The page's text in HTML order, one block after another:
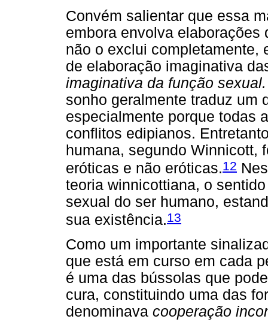
Convém salientar que essa
embora envolva elaborações
não o exclui completamente,
de elaboração imaginativa
imaginativa da função sexual.
sonho geralmente traduz um
especialmente porque todas
conflitos edipianos.
humana, segundo Winnicott,
eróticas e não eróticas.12
teoria winnicottiana, o
sexual do ser humano,
sua existência.13
Como um importante
que está em curso em cada
é uma das bússolas que
cura, constituindo uma das
denominava cooperação